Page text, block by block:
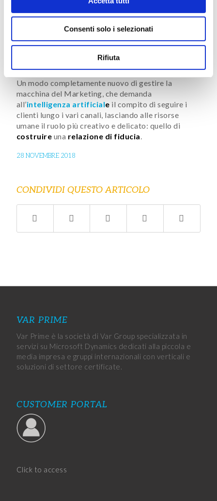
Consenti solo i selezionati
Rifiuta
e profili accurati. Automatizzando il
sistema, diventa possibile creare un meccanismo di
, la piattaforma è in grado di
riconoscere quando comincia un Customer Journey
peculiare e di indirizzarlo in base al profilo
Un modo completamente nuovo di gestire la
macchina del Marketing, che demanda
all’intelligenza artificiale il compito di seguire i
clienti lungo i vari canali, lasciando alle risorse
umane il ruolo più creativo e delicato: quello di
costruire una relazione di fiducia.
28 NOVEMBRE 2018
CONDIVIDI QUESTO ARTICOLO
VAR PRIME
Var Prime è la società di Var Group specializzata in
servizi su Microsoft Dynamics dedicati alla piccola e
media impresa e gruppi internazionali con verticali e
soluzioni di settore certificate.
CUSTOMER PORTAL
Click to access